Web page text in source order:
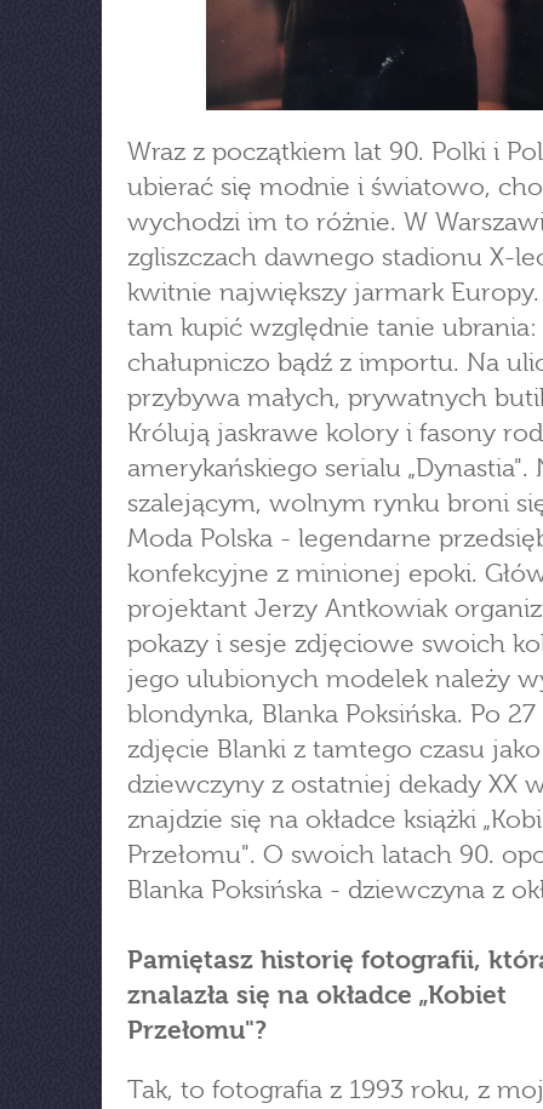
Wraz z początkiem lat 90. Polki i
ubierać się modnie i światowo,
wychodzi im to różnie. W
zgliszczach dawnego stadionu X-
kwitnie największy jarmark
tam kupić względnie tanie ubrania:
chałupniczo bądź z importu. Na
przybywa małych, prywatnych
Królują jaskrawe kolory i fasony
amerykańskiego serialu „Dynastia".
szalejącym, wolnym rynku broni
Moda Polska - legendarne
konfekcyjne z minionej epoki.
projektant Jerzy Antkowiak
pokazy i sesje zdjęciowe swoich
jego ulubionych modelek należy
blondynka, Blanka Poksińska. Po
zdjęcie Blanki z tamtego czasu
dziewczyny z ostatniej dekady XX
znajdzie się na okładce książki
Przełomu". O swoich latach 90.
Blanka Poksińska - dziewczyna z
Pamiętasz historię fotografii,
znalazła się na okładce „Kobiet
Przełomu"?
Tak, to fotografia z 1993 roku, z